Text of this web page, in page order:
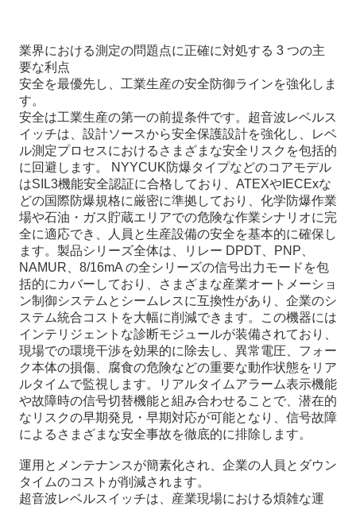
業界における測定の問題点に正確に対処する 3 つの主
要な利点
安全を最優先し、工業生産の安全防御ラインを強化しま
す。
安全は工業生産の第一の前提条件です。超音波レベルス
イッチは、設計ソースから安全保護設計を強化し、レベ
ル測定プロセスにおけるさまざまな安全リスクを包括的
に回避します。 NYYCUK防爆タイプなどのコアモデル
はSIL3機能安全認証に合格しており、ATEXやIECExな
どの国際防爆規格に厳密に準拠しており、化学防爆作業
場や石油・ガス貯蔵エリアでの危険な作業シナリオに完
全に適応でき、人員と生産設備の安全を基本的に確保し
ます。製品シリーズ全体は、リレー DPDT、PNP、
NAMUR、8/16mA の全シリーズの信号出力モードを包
括的にカバーしており、さまざまな産業オートメーショ
ン制御システムとシームレスに互換性があり、企業のシ
ステム統合コストを大幅に削減できます。この機器には
インテリジェントな診断モジュールが装備されており、
現場での環境干渉を効果的に除去し、異常電圧、フォー
ク本体の損傷、腐食の危険などの重要な動作状態をリア
ルタイムで監視します。リアルタイムアラーム表示機能
や故障時の信号切替機能と組み合わせることで、潜在的
なリスクの早期発見・早期対応が可能となり、信号故障
によるさまざまな安全事故を徹底的に排除します。
運用とメンテナンスが簡素化され、企業の人員とダウン
タイムのコストが削減されます。
超音波レベルスイッチは、産業現場における煩雑な運